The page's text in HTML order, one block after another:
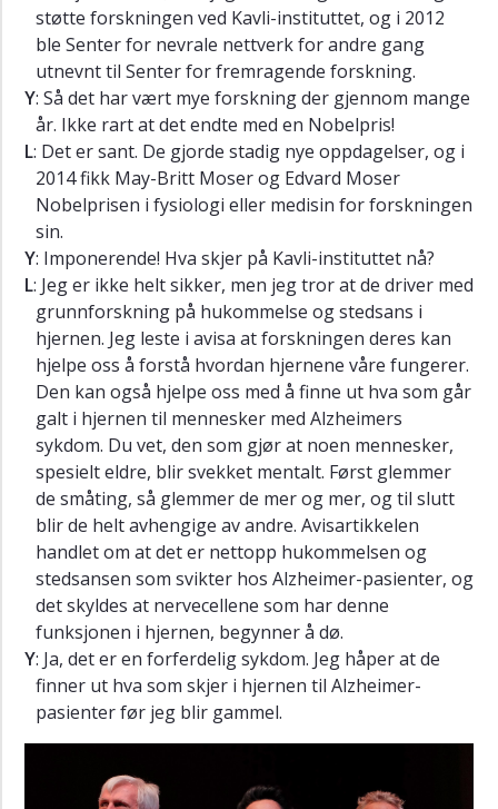
støtte forskningen ved Kavli-instituttet, og i 2012
ble Senter for nevrale nettverk for andre gang
utnevnt til Senter for fremragende forskning.
Y: Så det har vært mye forskning der gjennom mange
år. Ikke rart at det endte med en Nobelpris!
L: Det er sant. De gjorde stadig nye oppdagelser, og i
2014 fikk May-Britt Moser og Edvard Moser
Nobelprisen i fysiologi eller medisin for forskningen
sin.
Y: Imponerende! Hva skjer på Kavli-instituttet nå?
L: Jeg er ikke helt sikker, men jeg tror at de driver med
grunnforskning på hukommelse og stedsans i
hjernen. Jeg leste i avisa at forskningen deres kan
hjelpe oss å forstå hvordan hjernene våre fungerer.
Den kan også hjelpe oss med å finne ut hva som går
galt i hjernen til mennesker med Alzheimers
sykdom. Du vet, den som gjør at noen mennesker,
spesielt eldre, blir svekket mentalt. Først glemmer
de småting, så glemmer de mer og mer, og til slutt
blir de helt avhengige av andre. Avisartikkelen
handlet om at det er nettopp hukommelsen og
stedsansen som svikter hos Alzheimer-pasienter, og
det skyldes at nervecellene som har denne
funksjonen i hjernen, begynner å dø.
Y: Ja, det er en forferdelig sykdom. Jeg håper at de
finner ut hva som skjer i hjernen til Alzheimer-
pasienter før jeg blir gammel.